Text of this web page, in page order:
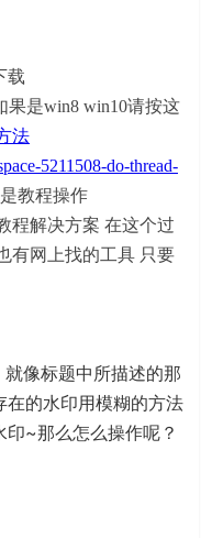
载
是win8 win10请按这
法
5211508-do-thread-
教程操作
程解决方案 在这个过
有网上找的工具 只要
像标题中所描述的那
在的水印用模糊的方法
~那么怎么操作呢？